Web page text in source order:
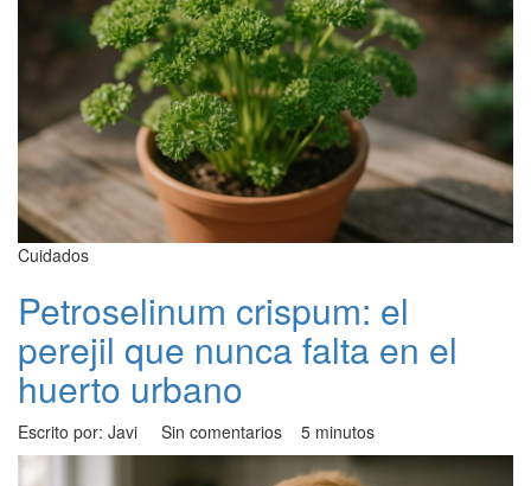
Cuidados
Petroselinum crispum: el
perejil que nunca falta en el
huerto urbano
Escrito por: Javi Sin comentarios 5 minutos